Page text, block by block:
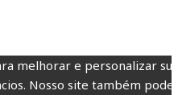
melhorar e personalizar sua
Nosso site também pode